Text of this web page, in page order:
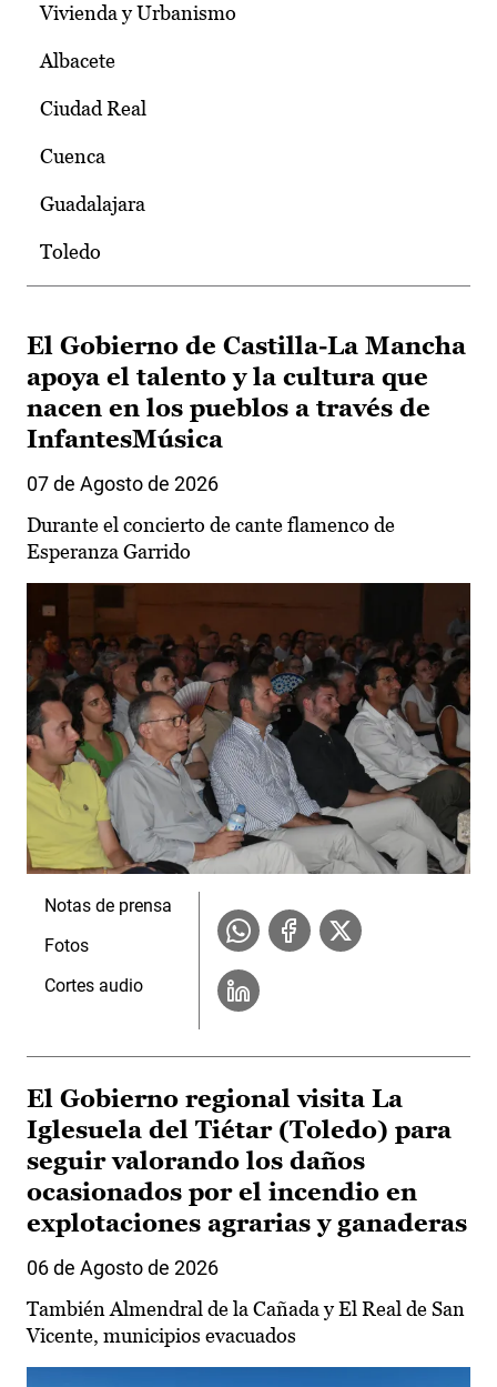
Vivienda y Urbanismo
Albacete
Ciudad Real
Cuenca
Guadalajara
Toledo
El Gobierno de Castilla-La Mancha
apoya el talento y la cultura que
nacen en los pueblos a través de
InfantesMúsica
07 de Agosto de 2026
Durante el concierto de cante flamenco de
Esperanza Garrido
Notas de prensa
Fotos
Cortes audio
El Gobierno regional visita La
Iglesuela del Tiétar (Toledo) para
seguir valorando los daños
ocasionados por el incendio en
explotaciones agrarias y ganaderas
06 de Agosto de 2026
También Almendral de la Cañada y El Real de San
Vicente, municipios evacuados